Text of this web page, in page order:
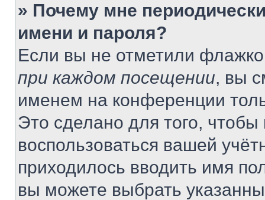
» Почему мне
имени и пароля?
Если вы не отметили
при каждом посещении, вы
именем на конференции
Это сделано для того, чтобы
воспользоваться вашей
приходилось вводить имя
вы можете выбрать